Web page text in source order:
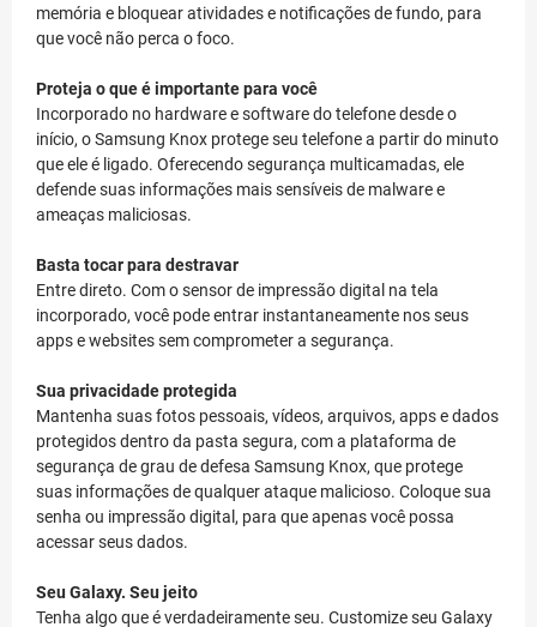
memória e bloquear atividades e notificações de fundo, para
que você não perca o foco.
Proteja o que é importante para você
Incorporado no hardware e software do telefone desde o
início, o Samsung Knox protege seu telefone a partir do minuto
que ele é ligado. Oferecendo segurança multicamadas, ele
defende suas informações mais sensíveis de malware e
ameaças maliciosas.
Basta tocar para destravar
Entre direto. Com o sensor de impressão digital na tela
incorporado, você pode entrar instantaneamente nos seus
apps e websites sem comprometer a segurança.
Sua privacidade protegida
Mantenha suas fotos pessoais, vídeos, arquivos, apps e dados
protegidos dentro da pasta segura, com a plataforma de
segurança de grau de defesa Samsung Knox, que protege
suas informações de qualquer ataque malicioso. Coloque sua
senha ou impressão digital, para que apenas você possa
acessar seus dados.
Seu Galaxy. Seu jeito
Tenha algo que é verdadeiramente seu. Customize seu Galaxy